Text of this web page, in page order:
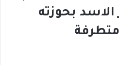
بحوزته